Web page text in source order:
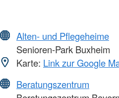
Alten- und Pflegeheime
Senioren-Park Buxheim
Karte: Link zur Google
Beratungszentrum